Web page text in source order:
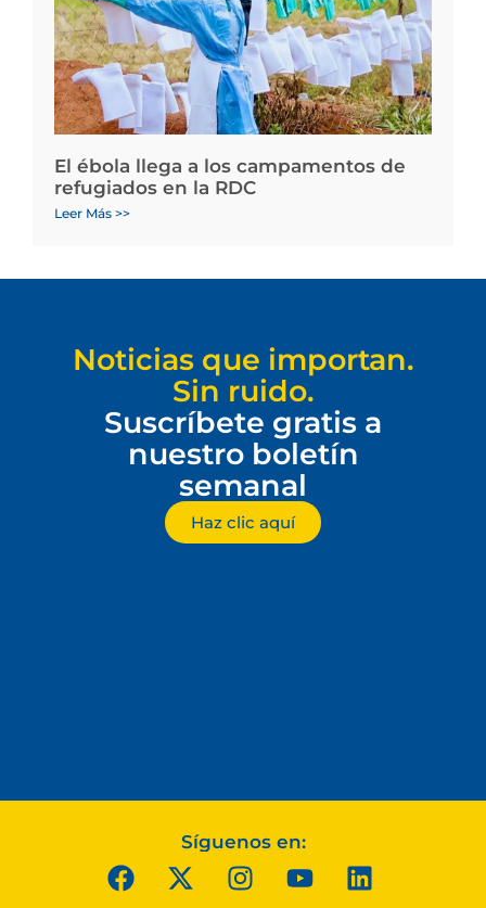
El ébola llega a los campamentos de
refugiados en la RDC
Leer Más >>
Noticias que importan.
Sin ruido.
Suscríbete gratis a
nuestro boletín
semanal
Haz clic aquí
Síguenos en: